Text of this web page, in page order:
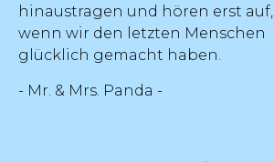
hinaustragen und hören erst auf,
wenn wir den letzten Menschen
glücklich gemacht haben.
- Mr. & Mrs. Panda -